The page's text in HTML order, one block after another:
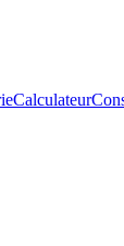
Calculateur